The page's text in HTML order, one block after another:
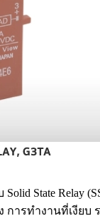
State Relay
การทำงานที่เงีย